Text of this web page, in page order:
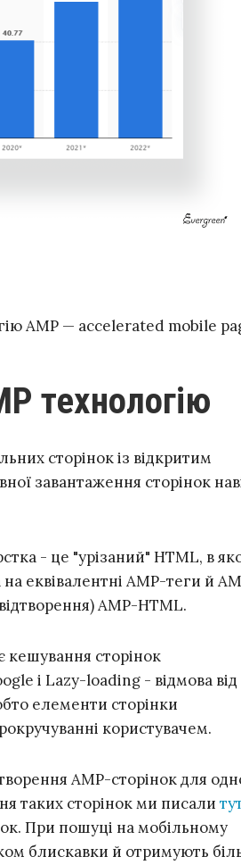
AMP — accelerated mobile
технологію
сторінок із відкритим
завантаження сторінок
- це "урізаний" HTML, в
еквівалентні AMP-теги й
AMP-HTML.
сторінок
і Lazy-loading - відмова від
елементи сторінки
користувачем.
AMP-сторінок для
таких сторінок ми писали
При пошуці на мобільному
блискавки й отримують